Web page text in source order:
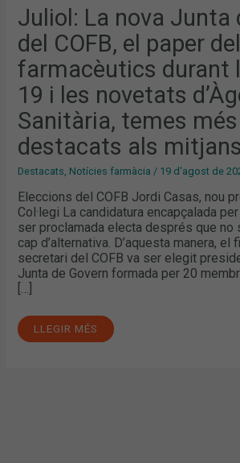
Juliol: La nova Junta
del COFB, el paper
farmacèutics durant
19 i les novetats
Sanitària, temes més
destacats als mitjans
Destacats Notícies farmàcia / 19 d'agost de
Eleccions del COFB Jordi Casas, nou
Col·legi La candidatura encapçalada
ser proclamada electa després que no
cap d’alternativa. D’aquesta manera, el
secretari del COFB va ser elegit
Junta de Govern formada per 20
EL
PAPER
DELS
FARMACÈUTICS
DURANT
COVID-
19
I
LES
NOVETATS
D’ÀGORA
TEMES
MÉS
DESTACATS
ALS
LLEGIR MÉS